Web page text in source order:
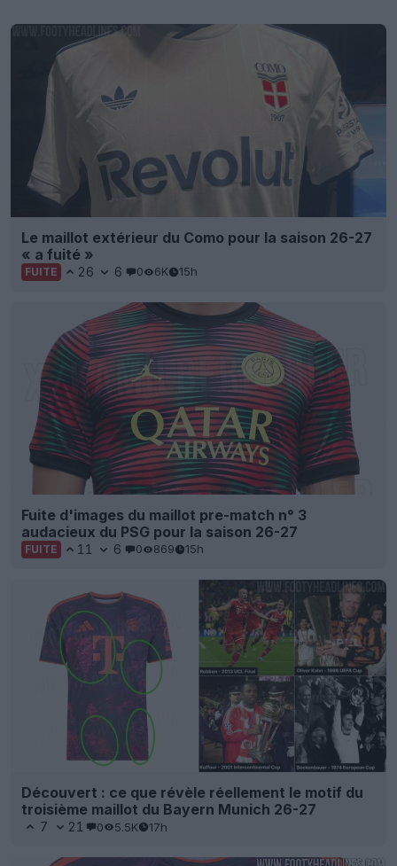
Le maillot extérieur du Como pour la saison 26-27
« a fuité »
FUITE 26 6 0 6K 15h
Fuite d'images du maillot pre-match n° 3
audacieux du PSG pour la saison 26-27
FUITE 11 6 0 869 15h
Découvert : ce que révèle réellement le motif du
troisième maillot du Bayern Munich 26-27
7 21 0 5.5K 17h